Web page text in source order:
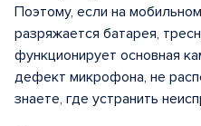
Поэтому, если на
разряжается батарея,
функционирует основная
дефект микрофона, не
знаете, где устранить